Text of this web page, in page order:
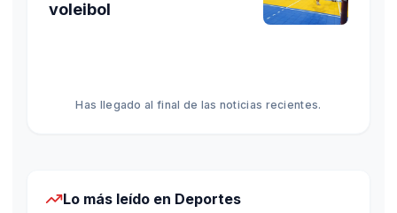
voleibol
Has llegado al final de las noticias recientes.
Lo más leído en Deportes